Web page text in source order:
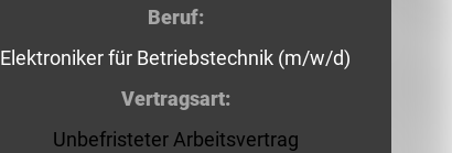
Beruf:
Elektroniker für Betriebstechnik (m/w/d)
Vertragsart:
Unbefristeter Arbeitsvertrag